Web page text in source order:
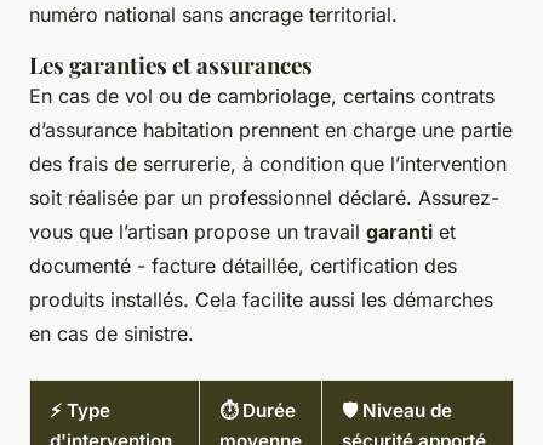
numéro national sans ancrage territorial.
Les garanties et assurances
En cas de vol ou de cambriolage, certains contrats
d’assurance habitation prennent en charge une partie
des frais de serrurerie, à condition que l’intervention
soit réalisée par un professionnel déclaré. Assurez-
vous que l’artisan propose un travail garanti et
documenté - facture détaillée, certification des
produits installés. Cela facilite aussi les démarches
en cas de sinistre.
⚡ Type
⏱️ Durée
🛡️ Niveau de